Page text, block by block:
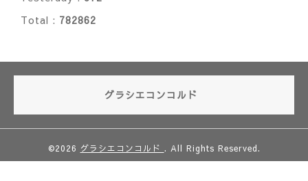
Total : 782862
グラシエコンコルド
©2026 グラシエコンコルド . All Rights Reserved.